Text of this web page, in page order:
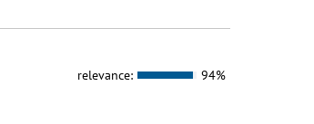
relevance: 94%